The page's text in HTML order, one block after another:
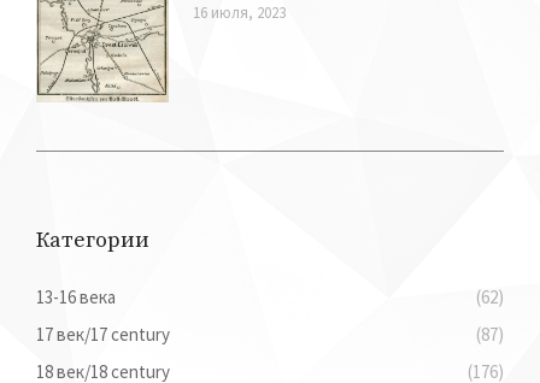
16 июля, 2023
Категории
13-16 века
(62)
17 век/17 century
(87)
18 век/18 century
(176)